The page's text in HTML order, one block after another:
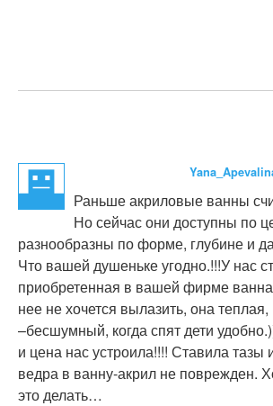
Раньше акриловые ванны
Но сейчас они доступны по
разнообразны по форме, глубине и
Что вашей душеньке угодно.!!!У нас
приобретенная в вашей фирме
нее не хочется вылазить, она
–бесшумный, когда спят дети
и цена нас устроила!!!! Ставила тазы
ведра в ванну-акрил не поврежден.
это делать…